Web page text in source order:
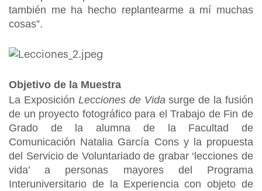
también me ha hecho replantearme a mí muchas
cosas”.
Objetivo de la Muestra
La Exposición Lecciones de Vidasurge de la fusión
de un proyecto fotográfico para el Trabajo de Fin de
Grado de la alumna de la Facultad de
Comunicación Natalia García Cons y la propuesta
del Servicio de Voluntariado de grabar ‘lecciones de
vida’ a personas mayores del Programa
Interuniversitario de la Experiencia con objeto de